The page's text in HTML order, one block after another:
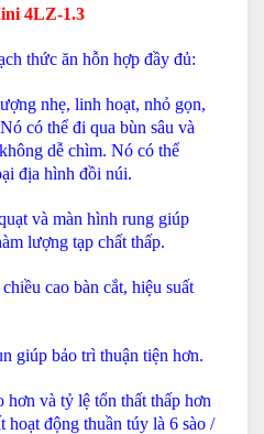
4LZ-1.3
thức ăn hỗn hợp đầy đủ:
nhẹ, linh hoạt, nhỏ gọn,
có thể đi qua bùn sâu và
dễ chìm. Nó có thể
địa hình đồi núi.
và màn hình rung giúp
lượng tạp chất thấp.
cao bàn cắt, hiệu suất
giúp bảo trì thuận tiện hơn.
hơn và tỷ lệ tổn thất thấp hơn
hoạt động thuần túy là 6 sào /